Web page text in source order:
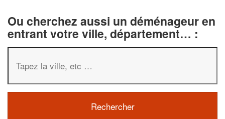
Ou cherchez aussi un déménageur en
entrant votre ville, département… :